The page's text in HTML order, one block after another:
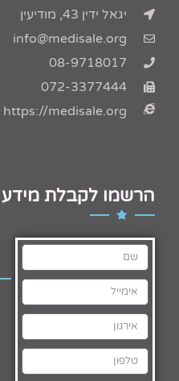
יגאל ידין 43, מודיעין
info@medisale.org
08-9718017
072-3377444
https://medisale.org
הרשמו לקבלת מידע